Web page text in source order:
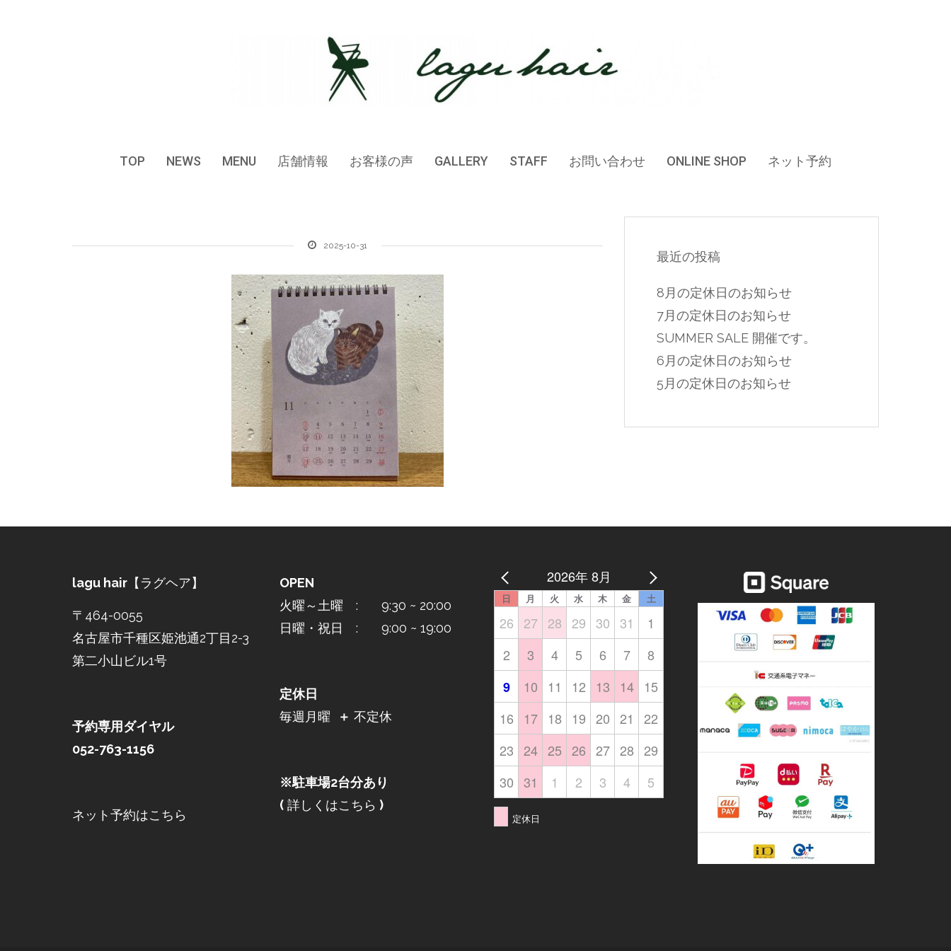
TOP NEWS MENU 店舗情報 お客様の声 GALLERY STAFF お問い合わせ ONLINE SHOP ネット予約
2025-10-31
最近の投稿
8月の定休日のお知らせ
7月の定休日のお知らせ
SUMMER SALE 開催です。
6月の定休日のお知らせ
5月の定休日のお知らせ
lagu hair 【ラグヘア】
〒464-0055
名古屋市千種区姫池通2丁目2-3
第二小山ビル1号
予約専用ダイヤル
052-763-1156
ネット予約はこちら
OPEN
火曜～土曜 : 9:30 ~ 20:00
日曜・祝日 : 9:00 ~ 19:00
定休日
毎週月曜
＋ 不定休
※駐車場2台分あり
(詳しくはこちら )
2026年 8月
日 月 火 水 木 金 土
26 27 28 29 30 31
1
2
3 4 5 6 7
8
9
10 11 12 13 14
15
16
17 18 19 20 21
22
23 24 25 26 27 28 29
30 31 1 2 3 4 5
定休日